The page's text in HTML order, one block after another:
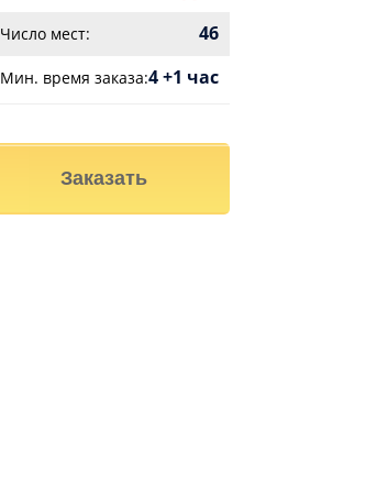
Число мест: 46
Мин. время заказа:4 +1 час
Заказать